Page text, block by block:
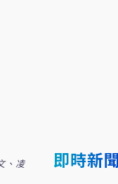
、凌
即時新聞